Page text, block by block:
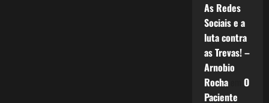
As Redes
Sociais e a
luta contra
as Trevas! –
Arnobio
Rochaem O
Paciente